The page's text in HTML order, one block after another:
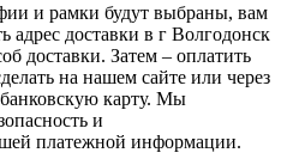
и рамки будут выбраны, вам
адрес доставки в г Волгодонск
доставки. Затем – оплатить
на нашем сайте или через
карту. Мы
и
платежной информации.